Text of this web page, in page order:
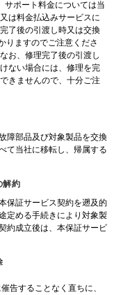
サポート料金については当
は料金払込みサービスに
了後の引渡し時又は交換
りますのでご注意くださ
お、修理完了後の引渡し
ない場合には、修理を完
きませんので、十分ご注
障部品及び対象製品を交換
て当社に移転し、帰属する
解約
保証サービス契約を遡及的
定める手続きにより対象製
約成立後は、本保証サービ
告することなく直ちに、